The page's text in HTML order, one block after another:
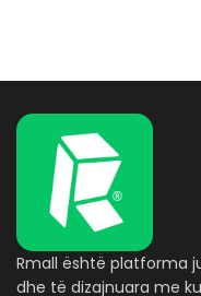
Rmall është platforma
dhe të dizajnuara me